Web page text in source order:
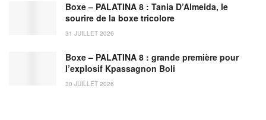
Boxe – PALATINA 8 : Tania D’Almeida, le
sourire de la boxe tricolore
31 JUILLET 2026
Boxe – PALATINA 8 : grande première pour
l’explosif Kpassagnon Boli
30 JUILLET 2026